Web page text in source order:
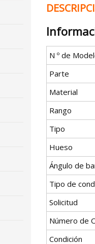
N º de
Parte
Material
Rango
Tipo
Hueso
Ángulo de
Tipo de
Solicitud
Número de
Condición